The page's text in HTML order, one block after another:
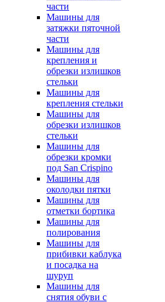
части
Машины для
затяжки пяточной
части
Машины для
крепления и
обрезки излишков
стельки
Машины для
крепления стельки
Машины для
обрезки излишков
стельки
Машины для
обрезки кромки
под San Crispino
Машины для
околодки пятки
Машины для
отметки бортика
Машины для
полирования
Машины для
прибивки каблука
и посадка на
шуруп
Машины для
снятия обуви с